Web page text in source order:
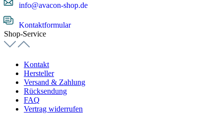
info@avacon-shop.de
Kontaktformular
Shop-Service
Kontakt
Hersteller
Versand & Zahlung
Rücksendung
FAQ
Vertrag widerrufen